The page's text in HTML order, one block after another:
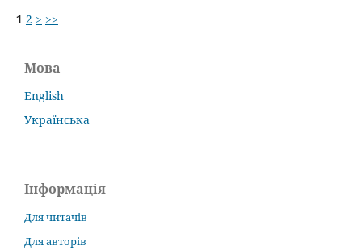
1 2 > >>
Мова
English
Українська
Інформація
Для читачів
Для авторів